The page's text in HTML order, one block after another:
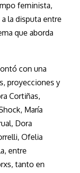
feminista,
la disputa entre
que aborda
con una
proyecciones y
Cortiñas,
María
Dora
Ofelia
entre
tanto en